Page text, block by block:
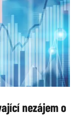
nezájem o